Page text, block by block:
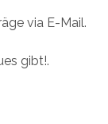
via E-Mail.
gibt!.